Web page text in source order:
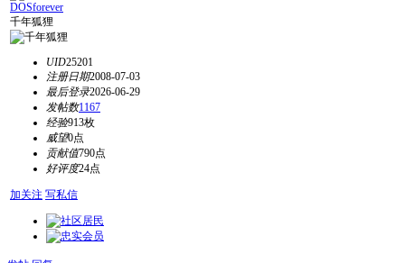
DOSforever
千年狐狸
UID25201
注册日期2008-07-03
最后登录2026-06-29
发帖数1167
经验913枚
威望0点
贡献值790点
好评度24点
加关注 写私信